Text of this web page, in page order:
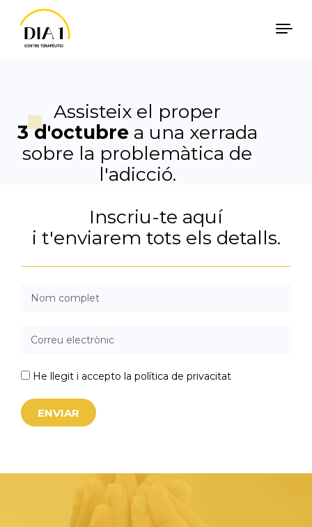
Assisteix el proper
3 d'octubrea una xerrada
sobre la problemàtica de
l'adicció.
Inscriu-te aquí
i t'enviarem tots els detalls.
He llegit i accepto la política de privacitat
ENVIAR